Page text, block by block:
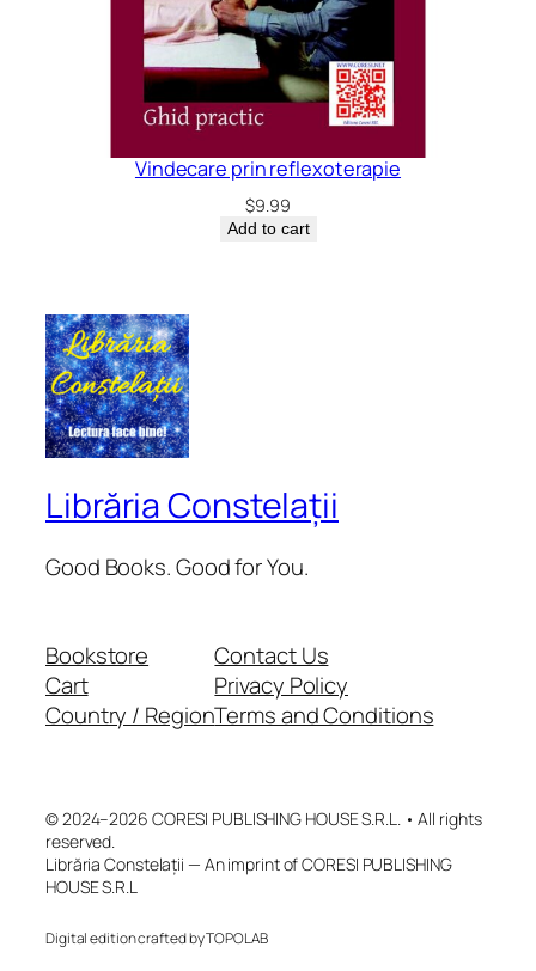
Vindecare prin reflexoterapie
$9.99
Add to cart
Librăria Constelații
Good Books. Good for You.
Bookstore
Cart
Country / Region
Contact Us
Privacy Policy
Terms and Conditions
© 2024–2026 CORESI PUBLISHING HOUSE S.R.L. • All rights
reserved.
Librăria Constelații — An imprint of CORESI PUBLISHING
HOUSE S.R.L
Digital edition crafted by TOPOLAB